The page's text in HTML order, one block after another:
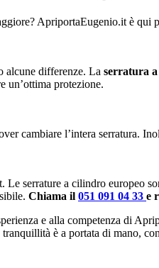
ApriportaEugenio.it è qui
alcune differenze. La serratura
un’ottima protezione.
cambiare l’intera serratura.
serrature a cilindro europeo
Chiama il 051 091 04 33 e
e alla competenza di
è a portata di mano,